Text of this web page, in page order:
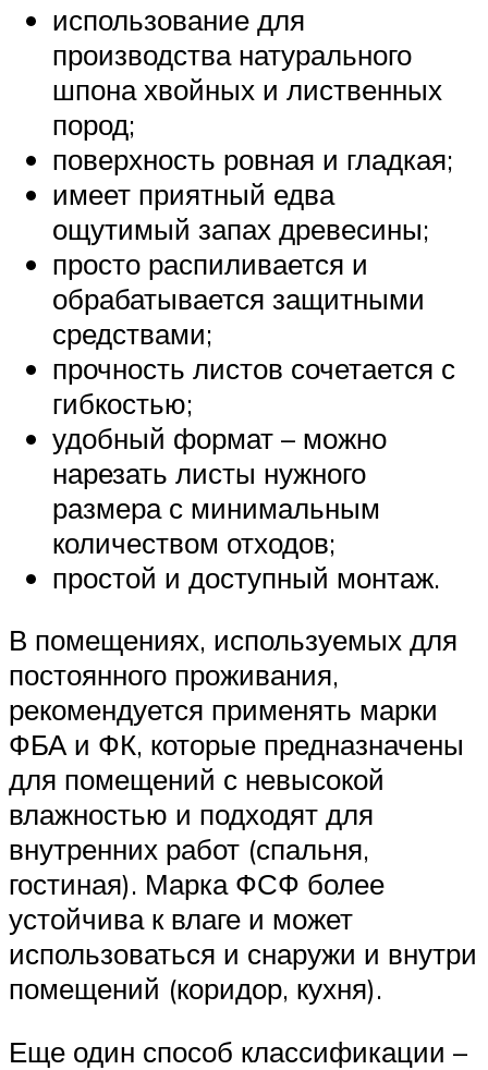
использование для
производства натурального
шпона хвойных и лиственных
пород;
поверхность ровная и гладкая;
имеет приятный едва
ощутимый запах древесины;
просто распиливается и
обрабатывается защитными
средствами;
прочность листов сочетается с
гибкостью;
удобный формат – можно
нарезать листы нужного
размера с минимальным
количеством отходов;
простой и доступный монтаж.
В помещениях, используемых для
постоянного проживания,
рекомендуется применять марки
ФБА и ФК, которые предназначены
для помещений с невысокой
влажностью и подходят для
внутренних работ (спальня,
гостиная). Марка ФСФ более
устойчива к влаге и может
использоваться и снаружи и внутри
помещений (коридор, кухня).
Еще один способ классификации –